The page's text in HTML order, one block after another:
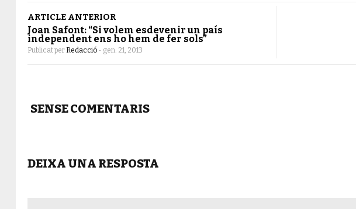
ARTICLE ANTERIOR
Joan Safont: “Si volem esdevenir un país
independent ens ho hem de fer sols”
Publicat per Redacció - gen. 21, 2013
SENSE COMENTARIS
DEIXA UNA RESPOSTA